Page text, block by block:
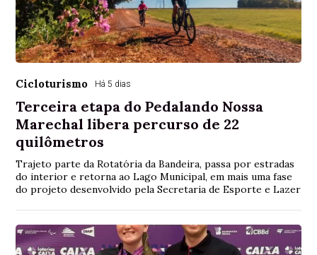
Cicloturismo Há 5 dias
Terceira etapa do Pedalando Nossa
Marechal libera percurso de 22
quilômetros
Trajeto parte da Rotatória da Bandeira, passa por estradas
do interior e retorna ao Lago Municipal, em mais uma fase
do projeto desenvolvido pela Secretaria de Esporte e Lazer